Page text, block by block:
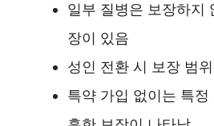
일부 질병은 보장하지
장이 있음
성인 전환 시 보장 범
특약 가입 없이는 특정